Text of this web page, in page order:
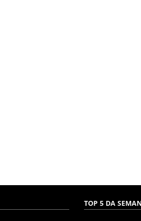
TOP 5 DA